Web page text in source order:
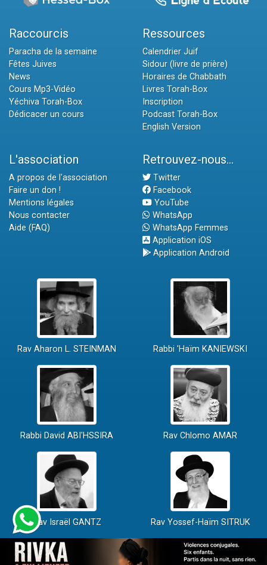
Raccourcis
Paracha de la semaine
Fêtes Juives
News
Cours Mp3-Vidéo
Yéchiva Torah-Box
Dédicacer un cours
Ressources
Calendrier Juif
Sidour (livre de prière)
Horaires de Chabbath
Livres Torah-Box
Inscription
Podcast Torah-Box
English Version
L'association
A propos de l'association
Faire un don !
Mentions légales
Nous contacter
Aide (FAQ)
Retrouvez-nous...
Twitter
Facebook
YouTube
WhatsApp
WhatsApp Femmes
Application iOS
Application Android
Rav Aharon L. STEINMAN Rabbi 'Haïm KANIEWSKI
Rabbi David ABI'HSSIRA Rav Chlomo AMAR
Rav Israël GANTZ Rav Yossef-Haïm SITRUK